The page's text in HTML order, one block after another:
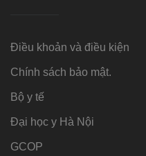
Điều khoản và điều kiện
Chính sách bảo mật.
Bộ y tế
Đại học y Hà Nội
GCOP